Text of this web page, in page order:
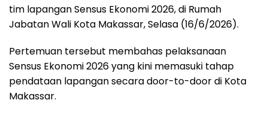
o
k
A
p
r
m
d
tim lapangan Sensus Ekonomi 2026, di Rumah
Jabatan Wali Kota Makassar, Selasa (16/6/2026).
Pertemuan tersebut membahas pelaksanaan
Sensus Ekonomi 2026 yang kini memasuki tahap
pendataan lapangan secara door-to-door di Kota
Makassar.